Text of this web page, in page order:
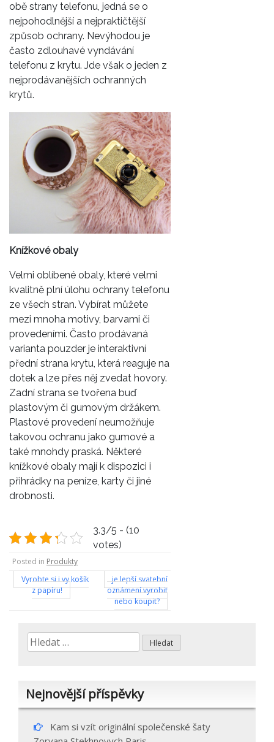
obě strany telefonu, jedná se o
nejpohodlnější a nejpraktičtější
způsob ochrany. Nevýhodou je
často zdlouhavé vyndávání
telefonu z krytu. Jde však o jeden z
nejprodávanějších ochranných
krytů.
Knížkové obaly
Velmi oblíbené obaly, které velmi
kvalitně plní úlohu ochrany telefonu
ze všech stran. Vybírat můžete
mezi mnoha motivy, barvami či
provedeními. Často prodávaná
varianta pouzder je interaktivní
přední strana krytu, která reaguje na
dotek a lze přes něj zvedat hovory.
Zadní strana se tvořena buď
plastovým či gumovým držákem.
Plastové provedení neumožňuje
takovou ochranu jako gumové a
také mnohdy praská. Některé
knížkové obaly mají k dispozici i
přihrádky na peníze, karty či jiné
drobnosti.
3.3/5 - (10
votes)
Posted in Produkty
Navigace
pro
příspěvek
Vyrobte si i vy košík
z papíru!
je lepší svatební
oznámení vyrobit
nebo koupit?
Vyhledávání
Nejnovější příspěvky
Kam si vzít originální společenské šaty